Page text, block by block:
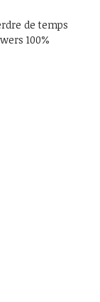
de temps
100%